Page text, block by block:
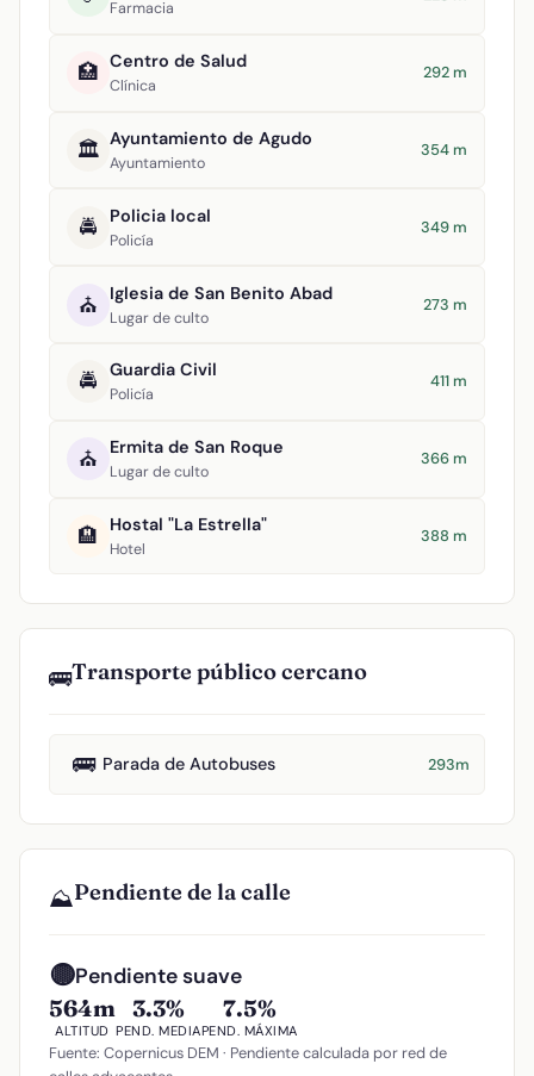
Farmacia
🏥 Centro de Salud
Clínica
292 m
🏛️ Ayuntamiento de Agudo
Ayuntamiento
354 m
🚔 Policia local
Policía
349 m
⛪ Iglesia de San Benito Abad
Lugar de culto
273 m
🚔 Guardia Civil
Policía
411 m
⛪ Ermita de San Roque
Lugar de culto
366 m
🏨 Hostal "La Estrella"
Hotel
388 m
🚌Transporte público cercano
🚌 Parada de Autobuses 293m
⛰️Pendiente de la calle
🟡Pendiente suave
564m
ALTITUD
3.3%
PEND. MEDIA
7.5%
PEND. MÁXIMA
Fuente: Copernicus DEM · Pendiente calculada por red de